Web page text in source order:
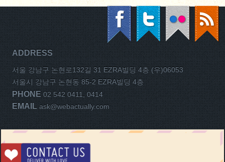
ADDRESS
서울 강남구 논현로132길 31 EZRA빌딩 4층 (우)06053
서울시 강남구 논현동 85-2 EZRA빌딩 4층
PHONE 02 542 0411, 0414
EMAIL ask@webactually.com